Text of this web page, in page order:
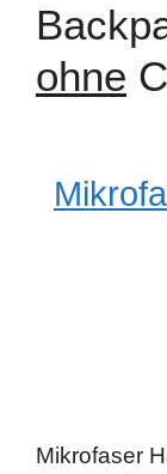
ohne
Mikrofaser